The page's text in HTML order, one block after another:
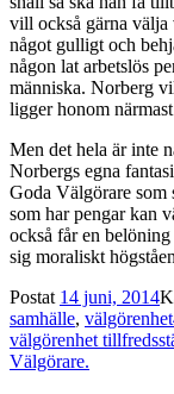
vill också gärna välja
något gulligt och
någon lat arbetslös
människa. Norberg
ligger honom
Men det hela är inte
Norbergs egna
Goda Välgörare som
som har pengar kan
också får en
sig moraliskt
Postat 14 juni, 2014
samhälle, välgörenhet
välgörenhet
Välgörare.